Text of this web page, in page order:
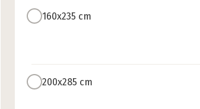
160x235 cm
200x285 cm